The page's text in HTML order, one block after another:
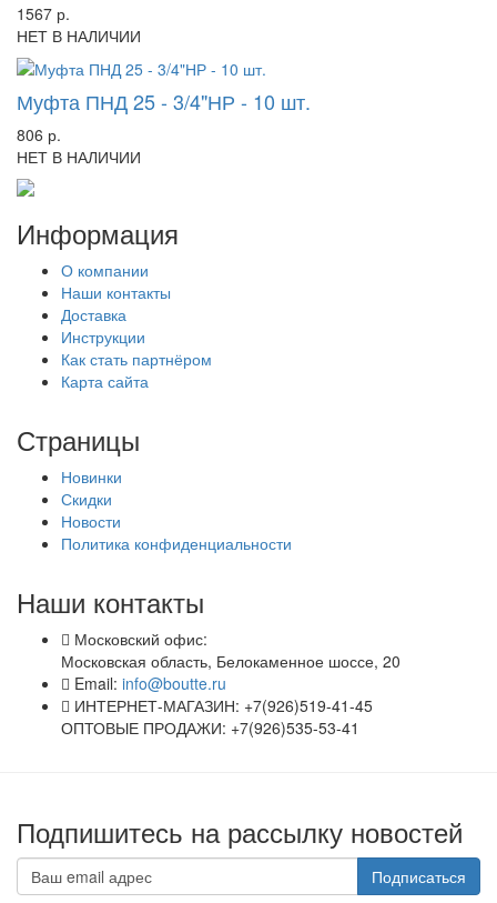
1567 р.
НЕТ В НАЛИЧИИ
Муфта ПНД 25 - 3/4"НР - 10 шт.
806 р.
НЕТ В НАЛИЧИИ
Информация
О компании
Наши контакты
Доставка
Инструкции
Как стать партнёром
Карта сайта
Страницы
Новинки
Скидки
Новости
Политика конфиденциальности
Наши контакты
Московский офис:
Московская область, Белокаменное шоссе, 20
Email: info@boutte.ru
ИНТЕРНЕТ-МАГАЗИН: +7(926)519-41-45
ОПТОВЫЕ ПРОДАЖИ: +7(926)535-53-41
Подпишитесь на рассылку новостей
Подписаться